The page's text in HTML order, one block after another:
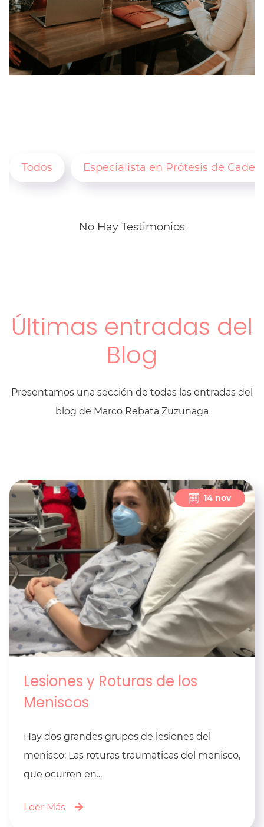
Todos Especialista en Prótesis de
No Hay Testimonios
Últimas entradas del
Blog
Presentamos una sección de todas las entradas del
blog de Marco Rebata Zuzunaga
14 nov
Lesiones y Roturas de los
Meniscos
Hay dos grandes grupos de lesiones del
menisco: Las roturas traumáticas del menisco,
que ocurren en...
Leer Más